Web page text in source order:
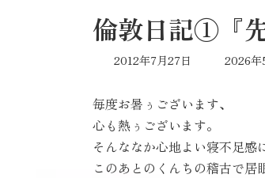
倫敦日記①『先
2012年7月27日
最
時
:
2026年
毎度お暑ぅございます、
心も熱ぅございます。
そんななか心地よい寝不足感
このあとのくんちの稽古で居